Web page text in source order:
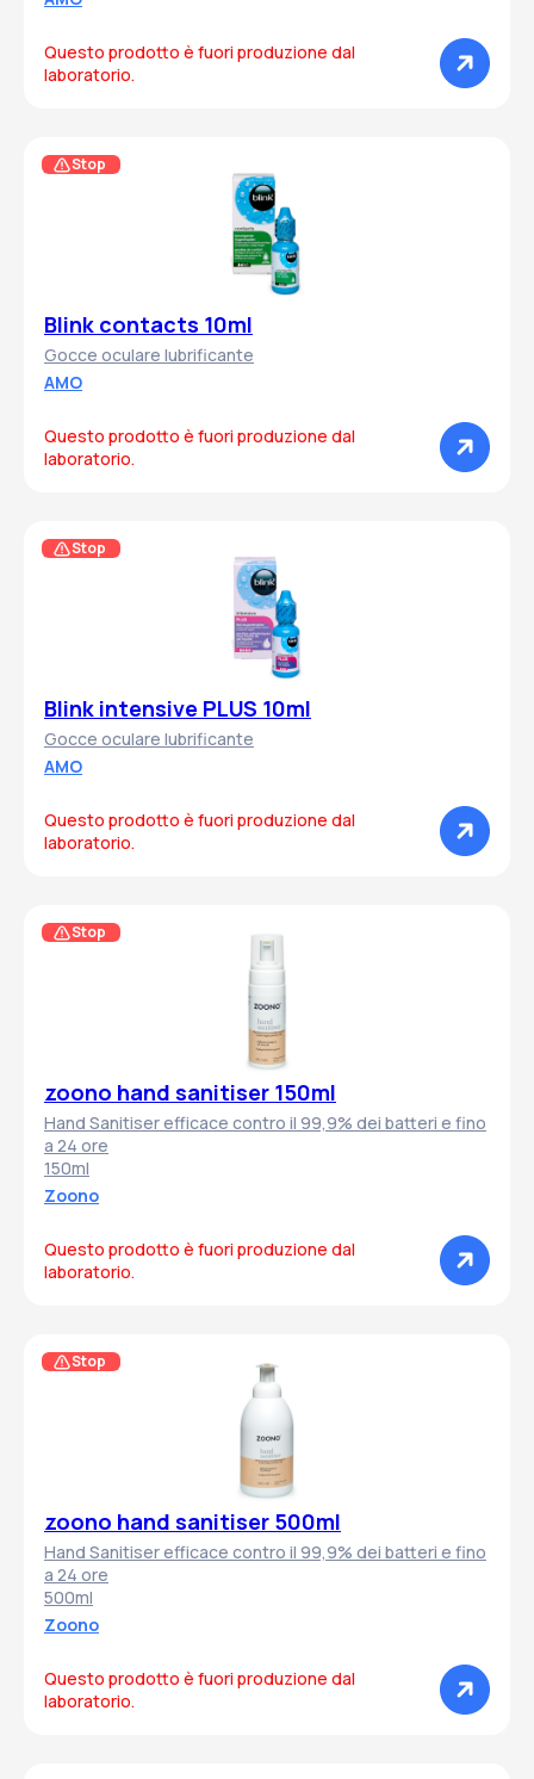
Questo prodotto è fuori produzione dal
laboratorio.
Blink contacts 10ml
Gocce oculare lubrificante
AMO
Questo prodotto è fuori produzione dal
laboratorio.
Stop
Blink intensive PLUS 10ml
Gocce oculare lubrificante
AMO
Questo prodotto è fuori produzione dal
laboratorio.
Stop
zoono hand sanitiser 150ml
Hand Sanitiser efficace contro il 99,9% dei batteri e fino
a 24 ore
150ml
Zoono
Questo prodotto è fuori produzione dal
laboratorio.
Stop
zoono hand sanitiser 500ml
Hand Sanitiser efficace contro il 99,9% dei batteri e fino
a 24 ore
500ml
Zoono
Questo prodotto è fuori produzione dal
laboratorio.
Stop